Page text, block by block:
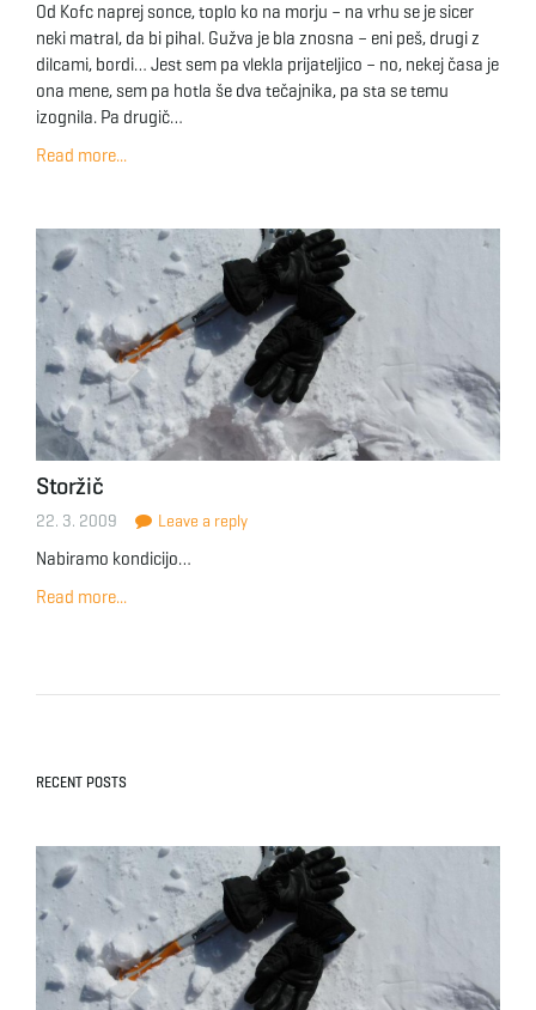
Od Kofc naprej sonce, toplo ko na morju – na vrhu se je sicer
neki matral, da bi pihal. Gužva je bla znosna – eni peš, drugi z
dilcami, bordi… Jest sem pa vlekla prijateljico – no, nekej časa je
ona mene, sem pa hotla še dva tečajnika, pa sta se temu
izognila. Pa drugič…
Read more...
Storžič
22. 3. 2009 Leave a reply
Nabiramo kondicijo…
Read more...
RECENT POSTS